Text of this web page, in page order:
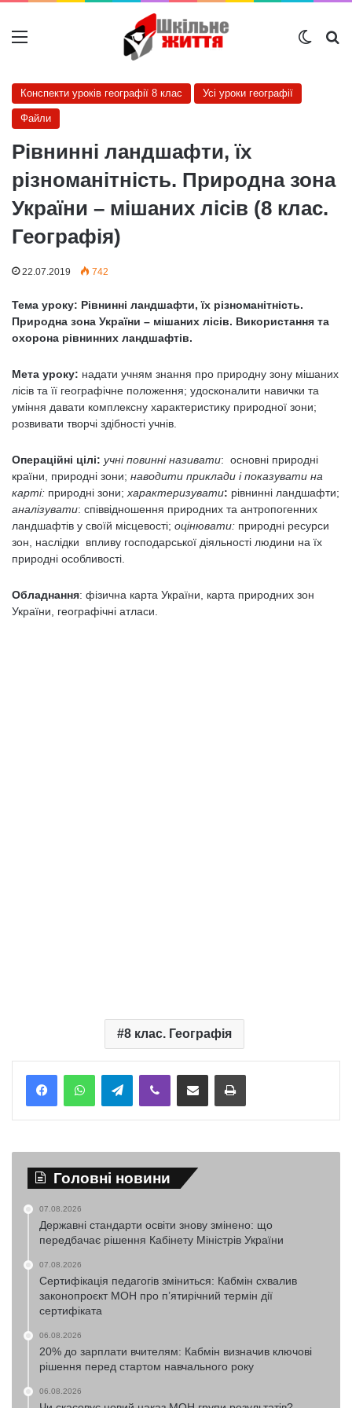
Меню
Конспекти уроків географії 8 клас Усі уроки географії
Файли
Рівнинні ландшафти, їх
різноманітність. Природна зона
України – мішаних лісів (8 клас.
Географія)
22.07.2019 742
Тема уроку: Рівнинні ландшафти, їх різноманітність.
Природна зона України – мішаних лісів. Використання та
охорона рівнинних ландшафтів.
Мета уроку: надати учням знання про природну зону мішаних
лісів та її геогра­фічне положення; удосконалити навички та
уміння давати комплексну характеристику природної зони;
розвивати творчі здібності учнів.
Операційні цілі: учні повинніназивати: основні природні
країни, природні зони; наводити приклади і показувати на
карті: природні зони; характеризувати: рівнинні ландшафти;
аналізувати: співвідношення природних та антропогенних
ландшафтів у своїй місцевості; оцінювати: природні ресурси
зон, наслідки впливу господарської діяльності людини на їх
природні особливості.
Обладнання: фізична карта України, карта природних зон
Украї­ни, географічні атласи.
8 клас. Географія
TelegramViber Надіслати електронною поштоюНадрукувати
Головні новини
07.08.2026
Державні стандарти освіти знову змінено: що
передбачає рішення Кабінету Міністрів України
07.08.2026
Сертифікація педагогів зміниться: Кабмін схвалив
законопроєкт МОН про п’ятирічний термін дії
сертифіката
06.08.2026
20% до зарплати вчителям: Кабмін визначив ключові
рішення перед стартом навчального року
06.08.2026